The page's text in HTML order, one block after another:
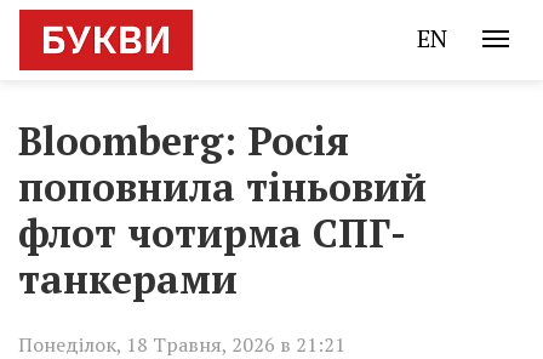
EN
Bloomberg: Росія
поповнила тіньовий
флот чотирма СПГ-
танкерами
Понеділок, 18 Травня, 2026 в 21:21